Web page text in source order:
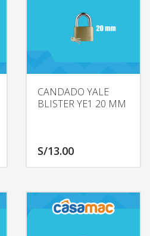
CANDADO YALE
BLISTER YE1 20 MM
S/13.00